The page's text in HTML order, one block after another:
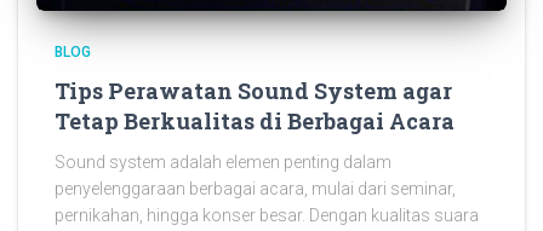
BLOG
Tips Perawatan Sound System agar
Tetap Berkualitas di Berbagai Acara
Sound system adalah elemen penting dalam
penyelenggaraan berbagai acara, mulai dari seminar,
pernikahan, hingga konser besar. Dengan kualitas suara